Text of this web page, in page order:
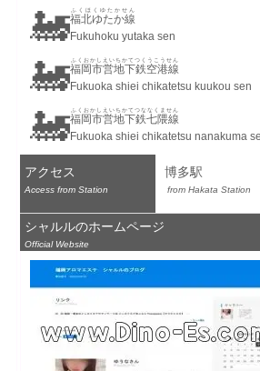
🚂福北ゆたか線
ふくほくゆたかせん
Fukuhoku yutaka sen
🚂福岡市営地下鉄空港線
ふくおかしえいちかてつくうこうせん
Fukuoka shiei chikatetsu kuukou sen
🚂福岡市営地下鉄七隈線
ふくおかしえいちかてつななくません
Fukuoka shiei chikatetsu nanakuma
アクセス
Access from Station
博多駅
from Hakata Station
シャルルのホームページ
Official Website